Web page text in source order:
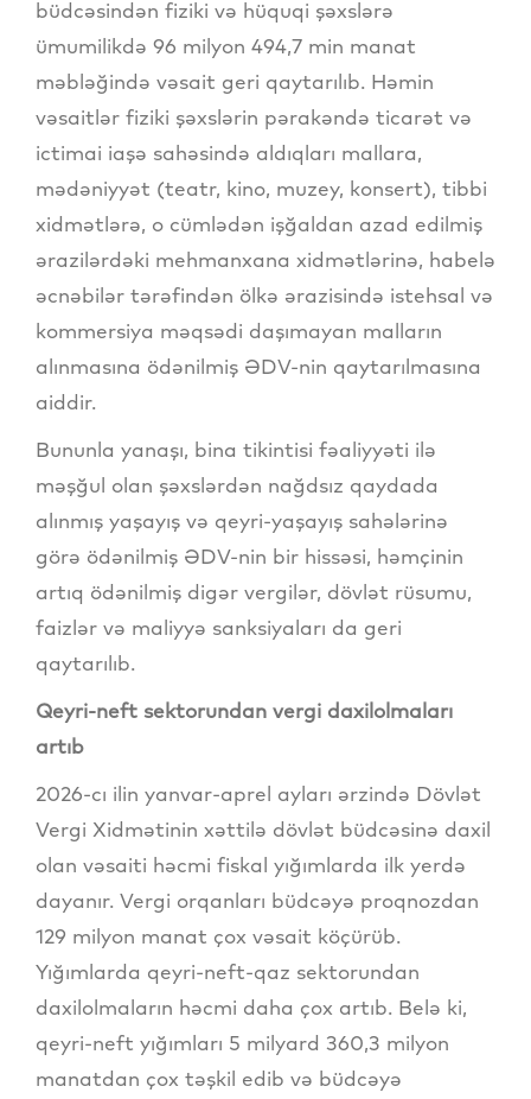
büdcəsindən fiziki və hüquqi şəxslərə
ümumilikdə 96 milyon 494,7 min manat
məbləğində vəsait geri qaytarılıb. Həmin
vəsaitlər fiziki şəxslərin pərakəndə ticarət və
ictimai iaşə sahəsində aldıqları mallara,
mədəniyyət (teatr, kino, muzey, konsert), tibbi
xidmətlərə, o cümlədən işğaldan azad edilmiş
ərazilərdəki mehmanxana xidmətlərinə, habelə
əcnəbilər tərəfindən ölkə ərazisində istehsal və
kommersiya məqsədi daşımayan malların
alınmasına ödənilmiş ƏDV-nin qaytarılmasına
aiddir.
Bununla yanaşı, bina tikintisi fəaliyyəti ilə
məşğul olan şəxslərdən nağdsız qaydada
alınmış yaşayış və qeyri-yaşayış sahələrinə
görə ödənilmiş ƏDV-nin bir hissəsi, həmçinin
artıq ödənilmiş digər vergilər, dövlət rüsumu,
faizlər və maliyyə sanksiyaları da geri
qaytarılıb.
Qeyri-neft sektorundan vergi daxilolmaları
artıb
2026-cı ilin yanvar-aprel ayları ərzində Dövlət
Vergi Xidmətinin xəttilə dövlət büdcəsinə daxil
olan vəsaiti həcmi fiskal yığımlarda ilk yerdə
dayanır. Vergi orqanları büdcəyə proqnozdan
129 milyon manat çox vəsait köçürüb.
Yığımlarda qeyri-neft-qaz sektorundan
daxilolmaların həcmi daha çox artıb. Belə ki,
qeyri-neft yığımları 5 milyard 360,3 milyon
manatdan çox təşkil edib və büdcəyə